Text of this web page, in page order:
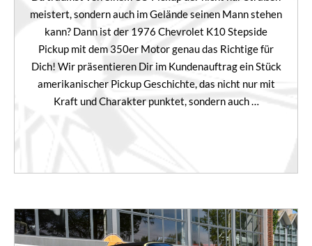
meistert, sondern auch im Gelände seinen Mann stehen
kann? Dann ist der 1976 Chevrolet K10 Stepside
Pickup mit dem 350er Motor genau das Richtige für
Dich! Wir präsentieren Dir im Kundenauftrag ein Stück
amerikanischer Pickup Geschichte, das nicht nur mit
Kraft und Charakter punktet, sondern auch …